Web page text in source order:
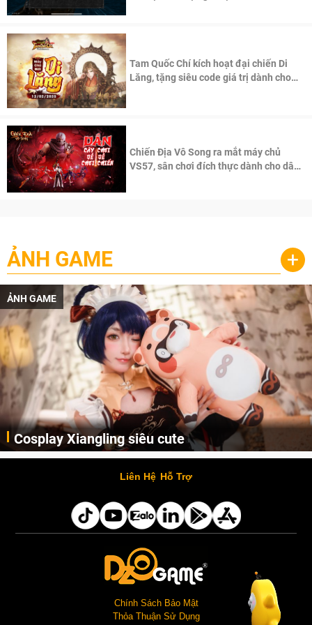
Tam Quốc Chí kích hoạt đại chiến Di
Lăng, tặng siêu code giá trị dành cho
Chiến Địa Vô Song ra mắt máy chủ
VS57, sân chơi đích thực dành cho dân
ẢNH GAME +
ẢNH GAME
Cosplay Xiangling siêu cute
Cùng thưởng thức những hình ảnh cosplay Xiangling trong Genshin Impact siêu dễ thương của người dùng Weibo "阿包也是兔娘"
Liên Hệ Hỗ Trợ
Chính Sách Bảo Mật
Thỏa Thuận Sử Dụng